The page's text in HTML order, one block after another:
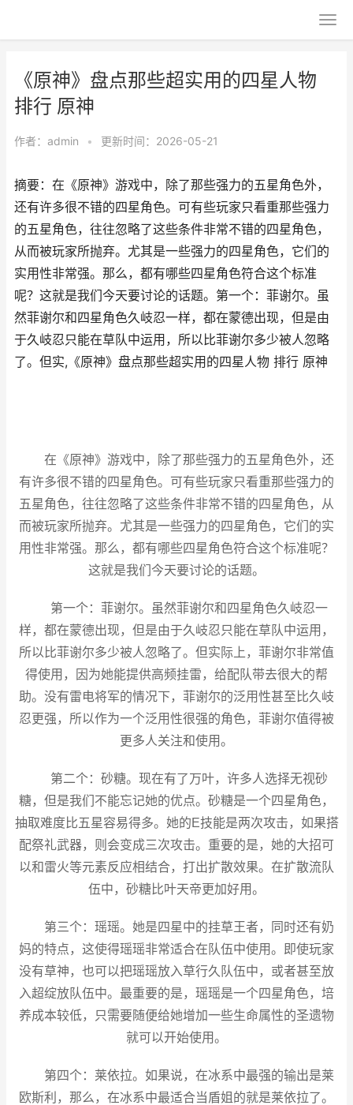
《原神》盘点那些超实用的四星人物
排行 原神
作者： admin • 更新时间：2026-05-21
摘要：在《原神》游戏中，除了那些强力的五星角色外，
还有许多很不错的四星角色。可有些玩家只看重那些强力
的五星角色，往往忽略了这些条件非常不错的四星角色，
从而被玩家所抛弃。尤其是一些强力的四星角色，它们的
实用性非常强。那么，都有哪些四星角色符合这个标准
呢？这就是我们今天要讨论的话题。第一个：菲谢尔。虽
然菲谢尔和四星角色久岐忍一样，都在蒙德出现，但是由
于久岐忍只能在草队中运用，所以比菲谢尔多少被人忽略
了。但实,《原神》盘点那些超实用的四星人物 排行 原神
在《原神》游戏中，除了那些强力的五星角色外，还
有许多很不错的四星角色。可有些玩家只看重那些强力的
五星角色，往往忽略了这些条件非常不错的四星角色，从
而被玩家所抛弃。尤其是一些强力的四星角色，它们的实
用性非常强。那么，都有哪些四星角色符合这个标准呢？
这就是我们今天要讨论的话题。
第一个：菲谢尔。虽然菲谢尔和四星角色久岐忍一
样，都在蒙德出现，但是由于久岐忍只能在草队中运用，
所以比菲谢尔多少被人忽略了。但实际上，菲谢尔非常值
得使用，因为她能提供高频挂雷，给配队带去很大的帮
助。没有雷电将军的情况下，菲谢尔的泛用性甚至比久岐
忍更强，所以作为一个泛用性很强的角色，菲谢尔值得被
更多人关注和使用。
第二个：砂糖。现在有了万叶，许多人选择无视砂
糖，但是我们不能忘记她的优点。砂糖是一个四星角色，
抽取难度比五星容易得多。她的E技能是两次攻击，如果搭
配祭礼武器，则会变成三次攻击。重要的是，她的大招可
以和雷火等元素反应相结合，打出扩散效果。在扩散流队
伍中，砂糖比叶天帝更加好用。
第三个：瑶瑶。她是四星中的挂草王者，同时还有奶
妈的特点，这使得瑶瑶非常适合在队伍中使用。即使玩家
没有草神，也可以把瑶瑶放入草行久队伍中，或者甚至放
入超绽放队伍中。最重要的是，瑶瑶是一个四星角色，培
养成本较低，只需要随便给她增加一些生命属性的圣遗物
就可以开始使用。
第四个：莱依拉。如果说，在冰系中最强的输出是莱
欧斯利，那么，在冰系中最适合当盾姐的就是莱依拉了。